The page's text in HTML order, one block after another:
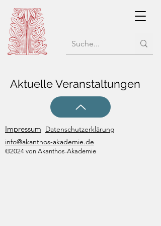
Aktuelle Veranstaltungen
Impressum Datenschutzerklärung
info@akanthos-akademie.de
©2024 von Akanthos-Akademie